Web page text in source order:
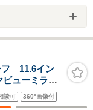
フ 11.6イン
ューミラ
前席パワー
スマートキ
談可 360°画像付